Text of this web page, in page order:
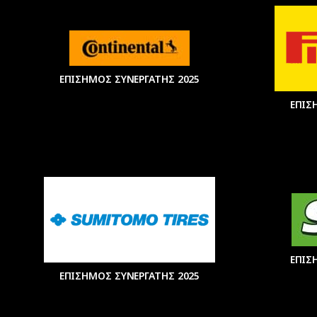
ΕΠΙΣΗΜΟΣ ΣΥΝΕΡΓΑΤΗΣ 2025
ΕΠΙΣΗΜΟΣ ΣΥΝΕΡΓΑΤΗΣ 2025